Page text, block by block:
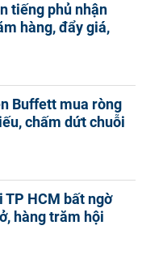
tiếng phủ nhận
hàng, đẩy giá,
Buffett mua ròng
chấm dứt chuỗi
TP HCM bất ngờ
hàng trăm hội